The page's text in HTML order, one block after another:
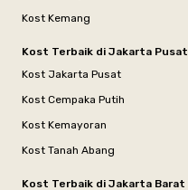
Kost Kemang
Kost Terbaik di Jakarta Pusat
Kost Jakarta Pusat
Kost Cempaka Putih
Kost Kemayoran
Kost Tanah Abang
Kost Terbaik di Jakarta Barat